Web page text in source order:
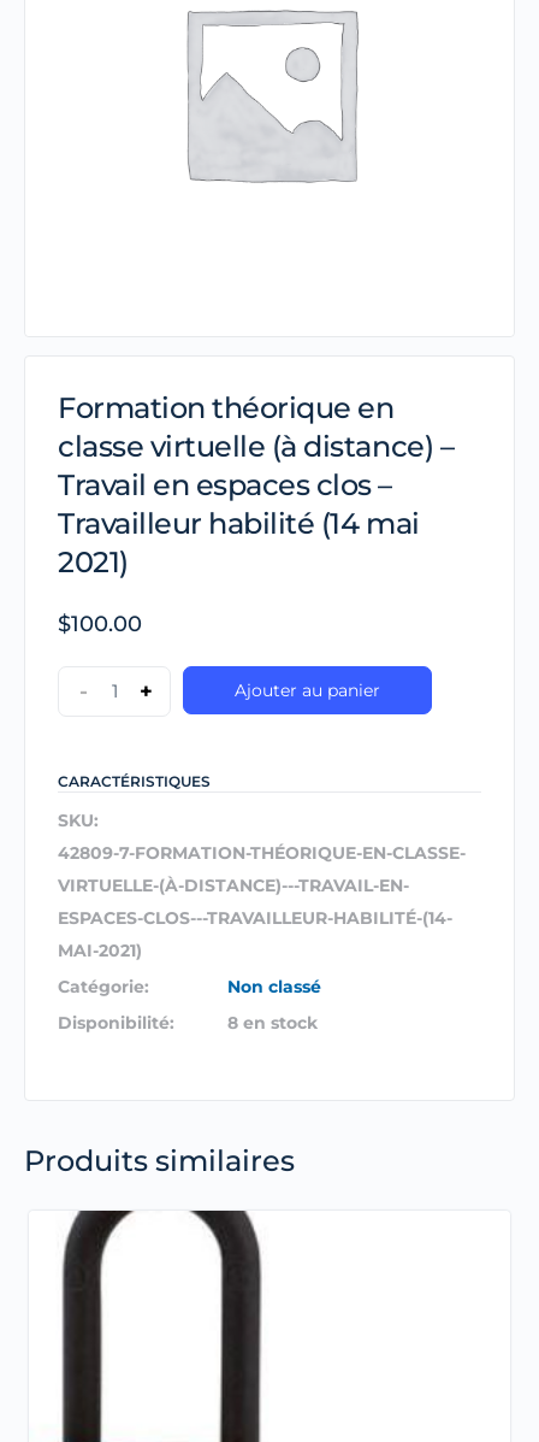
Formation théorique en
classe virtuelle (à distance) –
Travail en espaces clos –
Travailleur habilité (14 mai
2021)
$100.00
- + Ajouter au panier
CARACTÉRISTIQUES
SKU:
42809-7-FORMATION-THÉORIQUE-EN-CLASSE-
VIRTUELLE-(À-DISTANCE)---TRAVAIL-EN-
ESPACES-CLOS---TRAVAILLEUR-HABILITÉ-(14-
MAI-2021)
Catégorie:
Non classé
Disponibilité:
8 en stock
Produits similaires